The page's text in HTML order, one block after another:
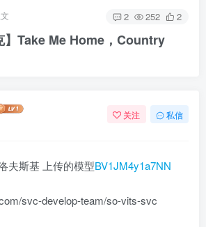
发送
2 252 2
】Take Me Home，Country
关注 私信
夫斯基 上传的模型BV1JM4y1a7NN
svc-develop-team/so-vits-svc